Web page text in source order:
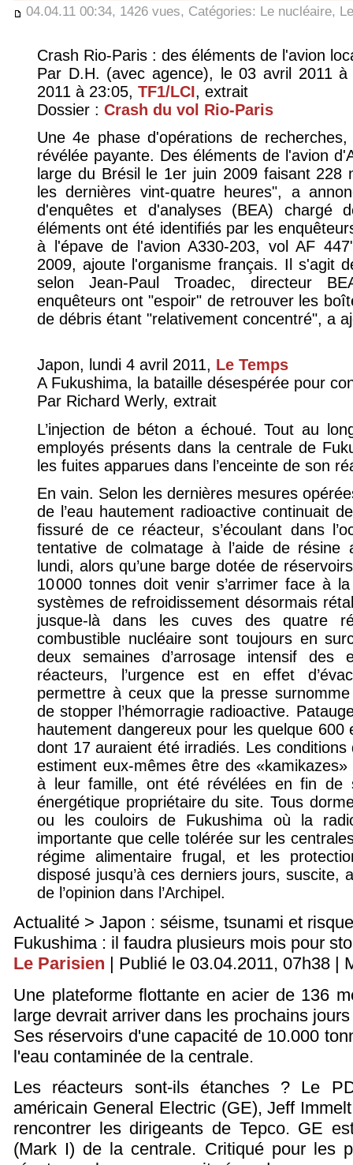
04.04.11 00:34, 1426 vues, Catégories: Le nucléaire,
Crash Rio-Paris : des éléments de l'avion
Par D.H. (avec agence), le 03 avril 2011
2011 à 23:05, TF1/LCI, extrait
Dossier : Crash du vol Rio-Paris
Une 4e phase d'opérations de
révélée payante. Des éléments de l'avion
large du Brésil le 1er juin 2009 faisant 228
les dernières vint-quatre heures", a
d'enquêtes et d'analyses (BEA) chargé
éléments ont été identifiés par les
à l'épave de l'avion A330-203, vol AF
2009, ajoute l'organisme français. Il s'agit
selon Jean-Paul Troadec, directeur
enquêteurs ont "espoir" de retrouver les
de débris étant "relativement concentré", a
Japon, lundi 4 avril 2011, Le Temps
A Fukushima, la bataille désespérée pour
Par Richard Werly, extrait
L’injection de béton a échoué. Tout au
employés présents dans la centrale de
les fuites apparues dans l’enceinte de son
En vain. Selon les dernières mesures
de l’eau hautement radioactive continuait
fissuré de ce réacteur, s’écoulant dans
tentative de colmatage à l’aide de résine
lundi, alors qu’une barge dotée de
10 000 tonnes doit venir s’arrimer face à
systèmes de refroidissement désormais
jusque-là dans les cuves des quatre
combustible nucléaire sont toujours en
deux semaines d’arrosage intensif des
réacteurs, l’urgence est en effet
permettre à ceux que la presse
de stopper l’hémorragie radioactive.
hautement dangereux pour les quelque
dont 17 auraient été irradiés. Les
estiment eux-mêmes être des
à leur famille, ont été révélées en fin de
énergétique propriétaire du site. Tous
ou les couloirs de Fukushima où la
importante que celle tolérée sur les
régime alimentaire frugal, et les
disposé jusqu’à ces derniers jours, suscite,
de l’opinion dans l’Archipel.
Actualité > Japon : séisme, tsunami et
Fukushima : il faudra plusieurs mois pour
Le Parisien | Publié le 03.04.2011, 07h38 |
Une plateforme flottante en acier de 136
large devrait arriver dans les prochains
Ses réservoirs d'une capacité de 10.000
l'eau contaminée de la centrale.
Les réacteurs sont-ils étanches ? Le
américain General Electric (GE), Jeff
rencontrer les dirigeants de Tepco. GE
(Mark I) de la centrale. Critiqué pour les